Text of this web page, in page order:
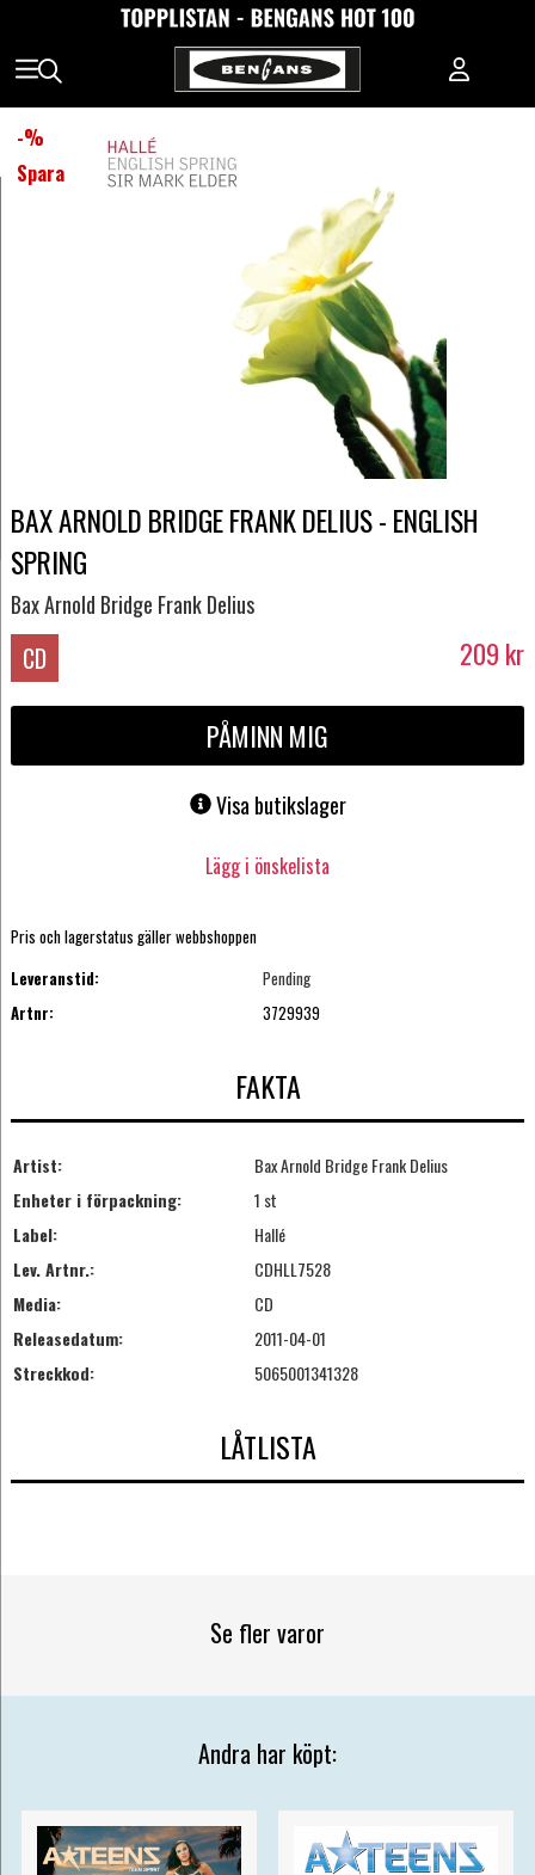
-%
Spara
BAX ARNOLD BRIDGE FRANK DELIUS - ENGLISH
SPRING
Bax Arnold Bridge Frank Delius
CD 209 kr
PÅMINN MIG
Visa butikslager
Lägg i önskelista
Pris och lagerstatus gäller webbshoppen
Leveranstid:
Pending
Artnr:
3729939
FAKTA
Artist:
Bax Arnold Bridge Frank Delius
Enheter i förpackning:
1 st
Label:
Hallé
Lev. Artnr.:
CDHLL7528
Media:
CD
Releasedatum:
2011-04-01
Streckkod:
5065001341328
LÅTLISTA
Se fler varor
Andra har köpt: